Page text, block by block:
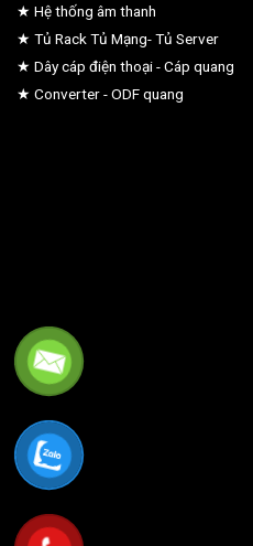
★ Hệ thống âm thanh
★ Tủ Rack Tủ Mạng- Tủ Server
★ Dây cáp điện thoại - Cáp quang
★ Converter - ODF quang